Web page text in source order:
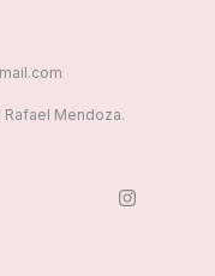
Rafael Mendoza.